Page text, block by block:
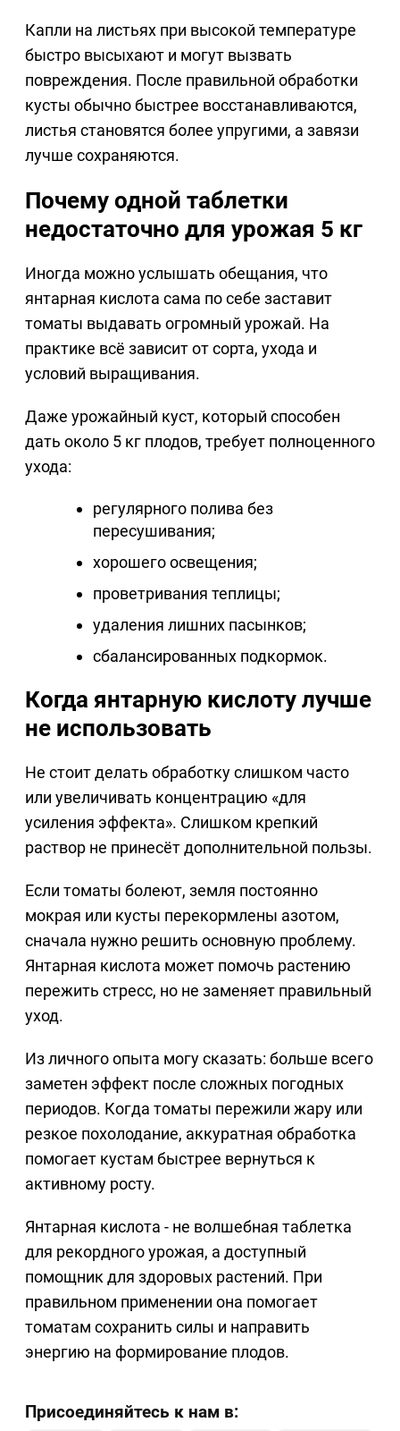
Капли на листьях при высокой температуре
быстро высыхают и могут вызвать
повреждения. После правильной обработки
кусты обычно быстрее восстанавливаются,
листья становятся более упругими, а завязи
лучше сохраняются.
Почему одной таблетки
недостаточно для урожая 5 кг
Иногда можно услышать обещания, что
янтарная кислота сама по себе заставит
томаты выдавать огромный урожай. На
практике всё зависит от сорта, ухода и
условий выращивания.
Даже урожайный куст, который способен
дать около 5 кг плодов, требует полноценного
ухода:
регулярного полива без
пересушивания;
хорошего освещения;
проветривания теплицы;
удаления лишних пасынков;
сбалансированных подкормок.
Когда янтарную кислоту лучше
не использовать
Не стоит делать обработку слишком часто
или увеличивать концентрацию «для
усиления эффекта». Слишком крепкий
раствор не принесёт дополнительной пользы.
Если томаты болеют, земля постоянно
мокрая или кусты перекормлены азотом,
сначала нужно решить основную проблему.
Янтарная кислота может помочь растению
пережить стресс, но не заменяет правильный
уход.
Из личного опыта могу сказать: больше всего
заметен эффект после сложных погодных
периодов. Когда томаты пережили жару или
резкое похолодание, аккуратная обработка
помогает кустам быстрее вернуться к
активному росту.
Янтарная кислота - не волшебная таблетка
для рекордного урожая, а доступный
помощник для здоровых растений. При
правильном применении она помогает
томатам сохранить силы и направить
энергию на формирование плодов.